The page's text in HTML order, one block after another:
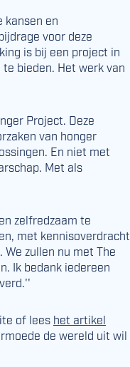
kansen en
voor deze
is bij een project in
bieden. Het werk van
Project. Deze
van honger
En niet met
Met als
zelfredzaam te
met kennisoverdracht
zullen nu met The
Ik bedank iedereen
of lees het artikel
de wereld uit wil